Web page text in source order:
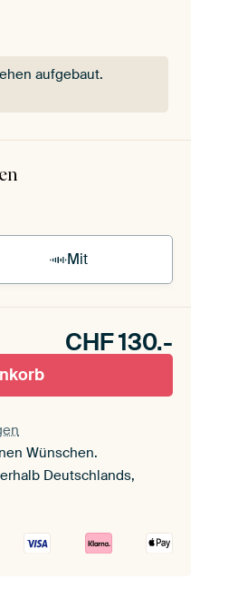
aufgebaut.
aufgebaut.
Mit
CHF130.-
Wünschen.
Deutschlands,